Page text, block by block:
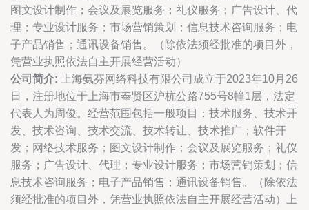
图文设计制作；会议及展览服务；礼仪服务；广告设计、代
理；专业设计服务；市场营销策划；信息技术咨询服务；电
子产品销售；通讯设备销售。（除依法须经批准的项目外，
凭营业执照依法自主开展经营活动）
公司简介: 上海氨芬网络科技有限公司成立于2023年10月26
日，注册地位于上海市奉贤区沪杭公路755号8幢1层，法定
代表人为周俊。经营范围包括一般项目：技术服务、技术开
发、技术咨询、技术交流、技术转让、技术推广；软件开
发；网络技术服务；图文设计制作；会议及展览服务；礼仪
服务；广告设计、代理；专业设计服务；市场营销策划；信
息技术咨询服务；电子产品销售；通讯设备销售。（除依法
须经批准的项目外，凭营业执照依法自主开展经营活动）上